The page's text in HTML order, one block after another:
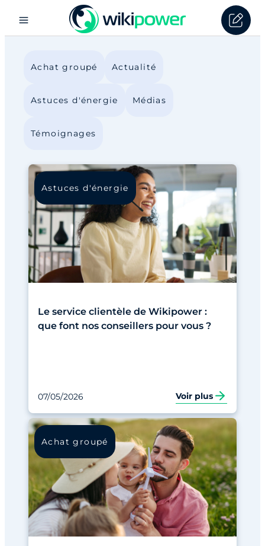
Achat groupé Actualité
Astuces d'énergie Médias
Témoignages
Astuces d'énergie
Le service clientèle de Wikipower :
que font nos conseillers pour vous ?
07/05/2026 Voir plus
Achat groupé